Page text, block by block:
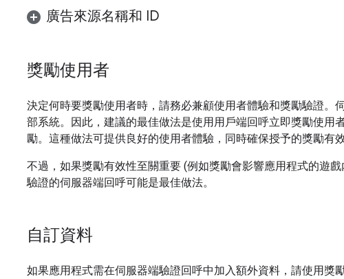
廣告來源名稱和 ID
獎勵使用者
決定何時要獎勵使用者時，請務必兼顧使用者體驗和獎勵驗證。
部系統。因此，建議的最佳做法是使用用戶端回呼立即獎勵使用
勵。這種做法可提供良好的使用者體驗，同時確保授予的獎勵有效
不過，如果獎勵有效性至關重要 (例如獎勵會影響應用程式的遊
驗證的伺服器端回呼可能是最佳做法。
自訂資料
如果應用程式需在伺服器端驗證回呼中加入額外資料，請使用獎